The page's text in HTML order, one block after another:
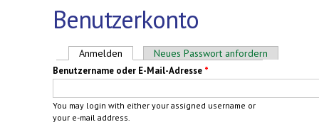
Benutzerkonto
Haupt-Reiter
Anmelden (aktiver Reiter)
Neues Passwort anfordern
Benutzername oder E-Mail-Adresse *
You may login with either your assigned username or
your e-mail address.